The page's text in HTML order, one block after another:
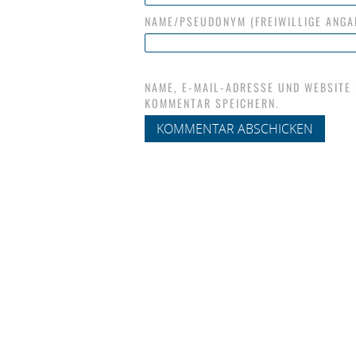
NAME/PSEUDONYM (FREIWILLIGE
NAME, E-MAIL-ADRESSE UND
KOMMENTAR SPEICHERN.